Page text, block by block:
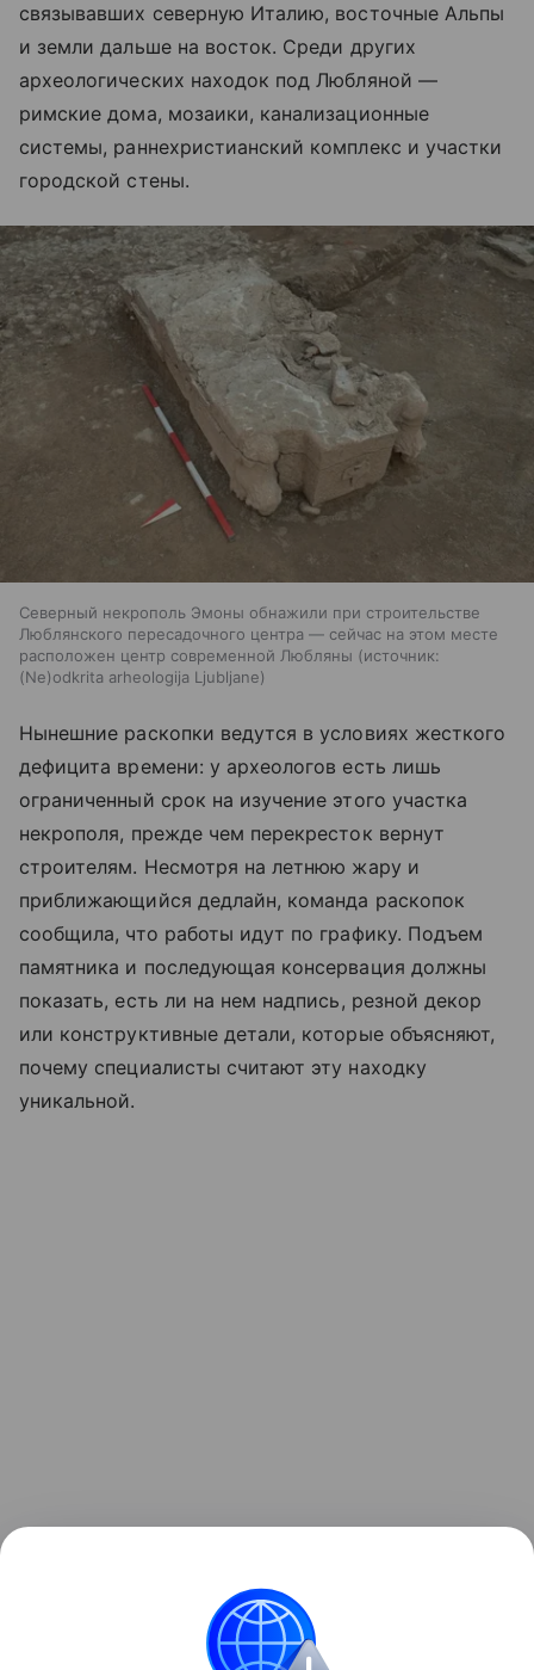
связывавших северную Италию, восточные Альпы
и земли дальше на восток. Среди других
археологических находок под Любляной —
римские дома, мозаики, канализационные
системы, раннехристианский комплекс и участки
городской стены.
Северный некрополь Эмоны обнажили при строительстве
Люблянского пересадочного центра — сейчас на этом месте
расположен центр современной Любляны
источник:
(Ne)odkrita arheologija Ljubljane
Нынешние раскопки ведутся в условиях жесткого
дефицита времени: у археологов есть лишь
ограниченный срок на изучение этого участка
некрополя, прежде чем перекресток вернут
строителям. Несмотря на летнюю жару и
приближающийся дедлайн, команда раскопок
сообщила, что работы идут по графику. Подъем
памятника и последующая консервация должны
показать, есть ли на нем надпись, резной декор
или конструктивные детали, которые объясняют,
почему специалисты считают эту находку
уникальной.
писала, что гробница бронзового
века в ОАЭ использовалась более тысячи лет.